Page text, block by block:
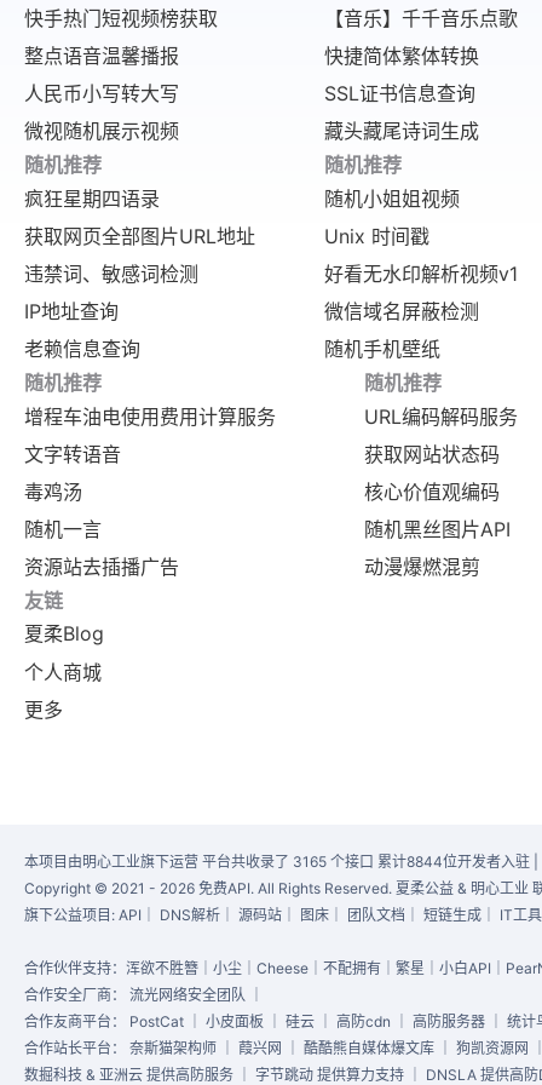
快手热门短视频榜获取
整点语音温馨播报
人民币小写转大写
微视随机展示视频
【音乐】千千音乐点歌
快捷简体繁体转换
SSL证书信息查询
藏头藏尾诗词生成
随机推荐
疯狂星期四语录
获取网页全部图片URL地址
违禁词、敏感词检测
IP地址查询
老赖信息查询
随机推荐
随机小姐姐视频
Unix 时间戳
好看无水印解析视频v1
微信域名屏蔽检测
随机手机壁纸
随机推荐
增程车油电使用费用计算服务
文字转语音
毒鸡汤
随机一言
资源站去插播广告
随机推荐
URL编码解码服务
获取网站状态码
核心价值观编码
随机黑丝图片API
动漫爆燃混剪
友链
夏柔Blog
个人商城
更多
本项目由明心工业旗下运营 平台共收录了 3165 个接口 累计8844位开发者入驻 |
Copyright © 2021 - 2026 免费API. All Rights Reserved. 夏柔公益 & 明心工业
旗下公益项目: API DNS解析 源码站 图床 团队文档 短链生成 IT工
合作伙伴支持：浑欲不胜簪｜小尘｜Cheese｜不配拥有｜繁星｜小白API｜
合作安全厂商： 流光网络安全团队
合作友商平台： PostCat 小皮面板 硅云 高防cdn 高防服务器
统计
合作站长平台： 奈斯猫架构师 葭兴网 酷酷熊自媒体爆文库 狗凯资源网
数掘科技 & 亚洲云 提供高防服务 ｜ 字节跳动 提供算力支持 ｜ DNSLA 提供高